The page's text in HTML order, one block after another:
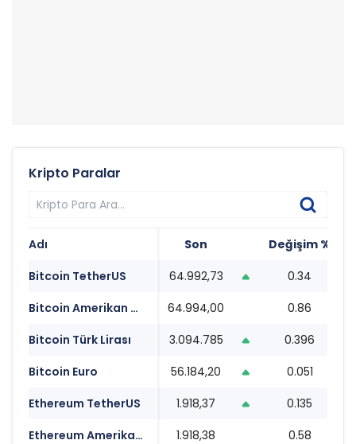
Kripto Paralar
Adı Son Değişim %
Bitcoin TetherUS
64.992,73 0.34
Bitcoin Amerikan Doları
64.994,00 0.86
Bitcoin Türk Lirası
3.094.785 0.396
Bitcoin Euro
56.184,20 0.051
Ethereum TetherUS
1.918,37 0.135
Ethereum Amerikan Doları
1.918,38 0.58